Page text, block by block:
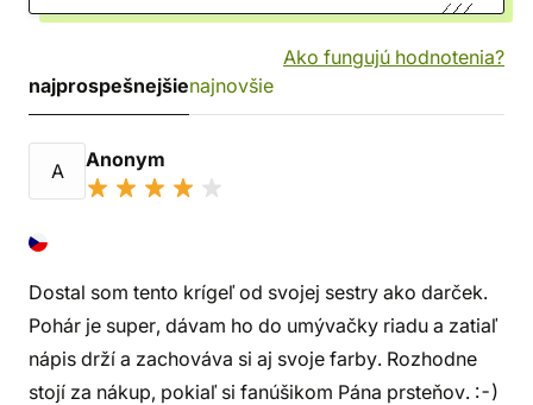
Ako fungujú hodnotenia?
najprospešnejšienajnovšie
A Anonym
Dostal som tento krígeľ od svojej sestry ako darček.
Pohár je super, dávam ho do umývačky riadu a zatiaľ
nápis drží a zachováva si aj svoje farby. Rozhodne
stojí za nákup, pokiaľ si fanúšikom Pána prsteňov. :-)